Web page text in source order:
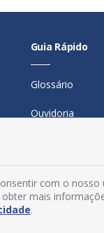
Guia Rápido
Glossário
Ouvidoria
Perguntas
Manual de
com o nosso
obter mais
.